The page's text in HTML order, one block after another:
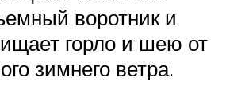
воротник и
горло и шею от
зимнего ветра.